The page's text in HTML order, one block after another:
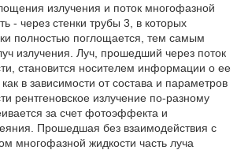
излучения и поток многофазной
- через стенки трубы 3, в которых
полностью поглощается, тем самым
излучения. Луч, прошедший через поток
становится носителем информации о ее
как в зависимости от состава и параметров
рентгеновское излучение по-разному
за счет фотоэффекта и
Прошедшая без взаимодействия с
многофазной жидкости часть луча